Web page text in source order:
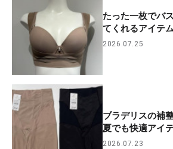
たった一枚でバ
てくれるアイテ
2026.07.25
ブラデリスの補
夏でも快適アイ
2026.07.23